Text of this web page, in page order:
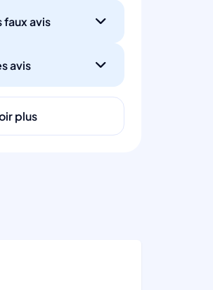
faux avis
avis
plus